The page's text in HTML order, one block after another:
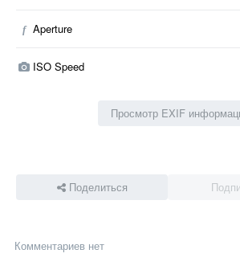
f Aperture
ISO Speed
Просмотр EXIF
Поделиться
Комментариев нет